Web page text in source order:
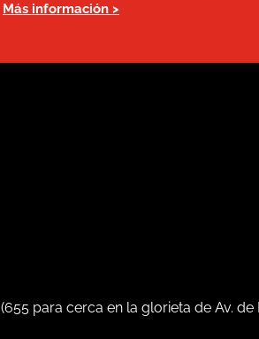
Más información >
655 para cerca en la glorieta de Av. de